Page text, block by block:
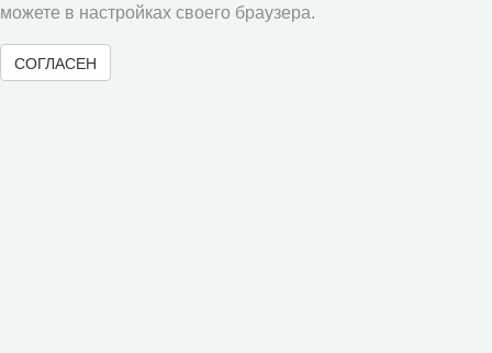
Рецензентам
Памятка рецензенту
можете в настройках своего браузера.
СОГЛАСЕН